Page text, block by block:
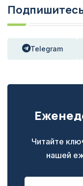
Telegram
Читайте
нашей